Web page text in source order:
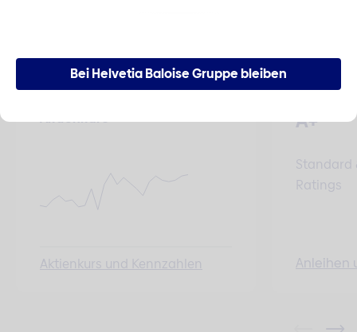
Zahlen und Fakten
Aktienkurs
Aktienkurs und Kennzahlen
A+
Standard
Ratings
Anleihen
Bei Helvetia Baloise Gruppe bleiben